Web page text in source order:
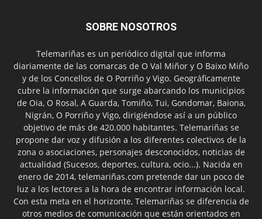
SOBRE NOSOTROS
Telemariñas es un periódico digital que informa
diariamente de las comarcas de O Val Miñor y O Baixo Miño
y de los Concellos de O Porriño y Vigo. Geográficamente
cubre la información que surge abarcando los municipios
de Oia, O Rosal, A Guarda, Tomiño, Tui, Gondomar, Baiona,
Nigrán, O Porriño y Vigo, dirigiéndose así a un público
objetivo de más de 420.000 habitantes. Telemariñas se
propone dar voz y difusión a los diferentes colectivos de la
zona o asociaciones, personajes desconocidos, noticias de
actualidad (Sucesos, deportes, cultura, ocio...). Nacida en
enero de 2014, telemariñas.com pretende dar un poco de
luz a los lectores a la hora de encontrar información local.
Con esta meta en el horizonte, Telemariñas se diferencia de
otros medios de comunicación que están orientados en